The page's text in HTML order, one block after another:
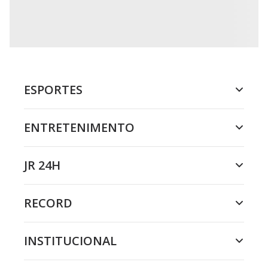
ESPORTES
ENTRETENIMENTO
JR 24H
RECORD
INSTITUCIONAL